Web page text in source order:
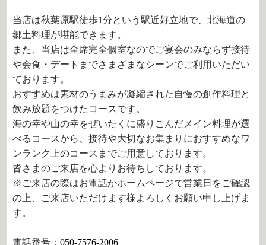
当店は秋葉原駅徒歩1分という駅近好立地で、北海道の
郷土料理が堪能できます。
また、当店は全席完全個室なのでご宴会のみならず接待
や会食・デートまでさまざまなシーンでご利用いただい
ております。
おすすめは素材のうまみが凝縮された自慢の創作料理と
飲み放題をつけたコースです。
海の幸や山の幸をぜいたくに盛りこんだメイン料理が選
べるコースから、接待や大切なお集まりにおすすめなワ
ンランク上のコースまでご用意しております。
皆さまのご来店を心よりお待ちしております。
※ご来店の際はお電話かホームページで営業日をご確認
の上、ご来店いただけます様よろしくお願い申し上げま
す。
電話番号：050-7576-2006